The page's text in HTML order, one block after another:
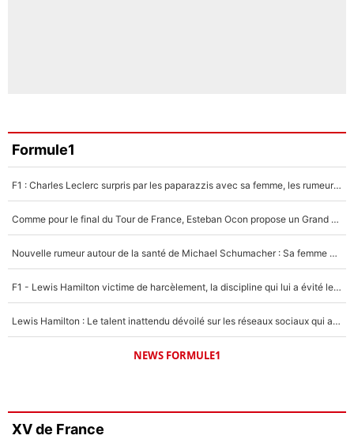
Formule1
F1 : Charles Leclerc surpris par les paparazzis avec sa femme, les rumeurs étaient vraies !
Comme pour le final du Tour de France, Esteban Ocon propose un Grand Prix de Formule 1 à Paris : «Autour de l’Arc de Triomphe, ce serait génial» !
Nouvelle rumeur autour de la santé de Michael Schumacher : Sa femme Corinna sort du silence
F1 - Lewis Hamilton victime de harcèlement, la discipline qui lui a évité le pire : «J'aurais probablement mal tourné»
Lewis Hamilton : Le talent inattendu dévoilé sur les réseaux sociaux qui a impressionné Kim Kardashian pendant leurs vacances en amoureux !
NEWS FORMULE1
XV de France